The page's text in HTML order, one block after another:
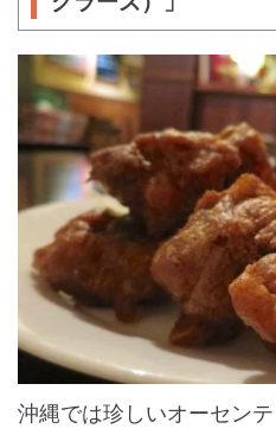
沖縄では珍しいオーセン